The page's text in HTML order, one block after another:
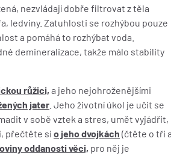
nezvládají dobře filtrovat z těla
ledviny. Zatuhlosti se rozhýbou pouze
a pomáhá to rozhýbat voda.
demineralizace, takže málo stability
růžici, a jeho nejohroženějšími
jater . Jeho životní úkol je učit se
v sobě vztek a stres, umět vyjádřit,
přečtěte si o jeho dvojkách (čtěte o tři a
oddanosti věci, pro něj je